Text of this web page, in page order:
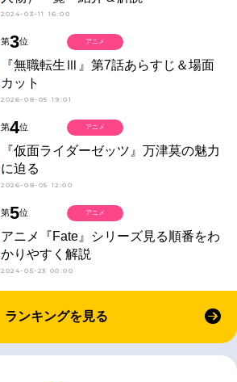
2024-03-11 16:00
第3位
『無職転生Ⅲ』第7話あらすじ＆場面
カット
2026-08-05 19:01
アニメ
第4位
『仮面ライダーゼッツ』万津莫の魅力
に迫る
2026-08-05 12:00
アニメ
第5位
アニメ『Fate』シリーズ見る順番をわ
かりやすく解説
2024-05-23 00:00
アニメ
ランキングを見る